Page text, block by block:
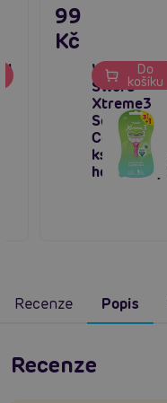
Wilkinson
Sword
Xtreme3
Sensitive
Comfort (4
ks),
holící
99
Kč
Do
košíku
Recenze Popis
Recenze